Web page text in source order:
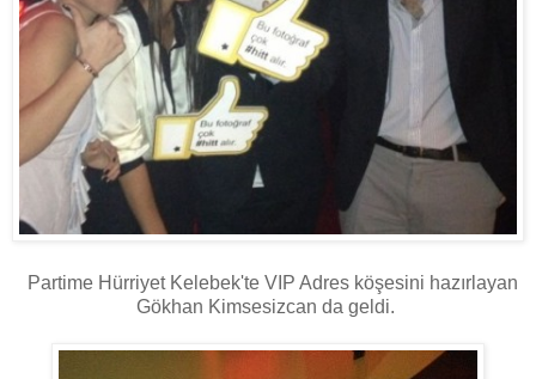
Partime Hürriyet Kelebek'te VIP Adres köşesini hazırlayan
Gökhan Kimsesizcan da geldi.